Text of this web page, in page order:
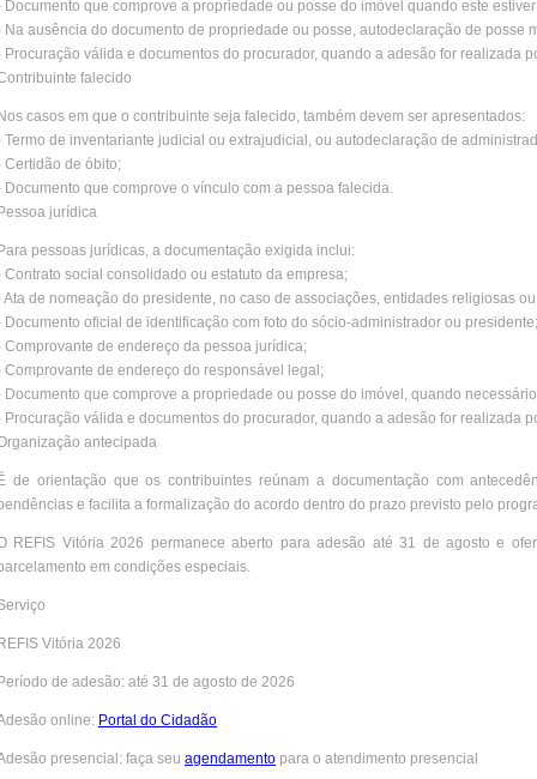
Documento que comprove a propriedade ou posse do imóvel quando este
Na ausência do documento de propriedade ou posse, autodeclaração de posse
Procuração válida e documentos do procurador, quando a adesão for realizada
falecido
casos em que o contribuinte seja falecido, também devem ser apresentados:
Termo de inventariante judicial ou extrajudicial, ou autodeclaração de
Certidão de óbito;
Documento que comprove o vínculo com a pessoa falecida.
jurídica
pessoas jurídicas, a documentação exigida inclui:
Contrato social consolidado ou estatuto da empresa;
Ata de nomeação do presidente, no caso de associações, entidades religiosas
Documento oficial de identificação com foto do sócio-administrador ou presidente;
Comprovante de endereço da pessoa jurídica;
Comprovante de endereço do responsável legal;
Documento que comprove a propriedade ou posse do imóvel, quando
Procuração válida e documentos do procurador, quando a adesão for realizada
antecipada
de orientação que os contribuintes reúnam a documentação com
e facilita a formalização do acordo dentro do prazo previsto pelo
REFIS Vitória 2026 permanece aberto para adesão até 31 de agosto e
em condições especiais.
Vitória 2026
de adesão: até 31 de agosto de 2026
online: Portal do Cidadão
presencial: faça seu agendamento para o atendimento presencial